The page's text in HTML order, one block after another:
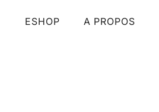
ESHOP A PROPOS